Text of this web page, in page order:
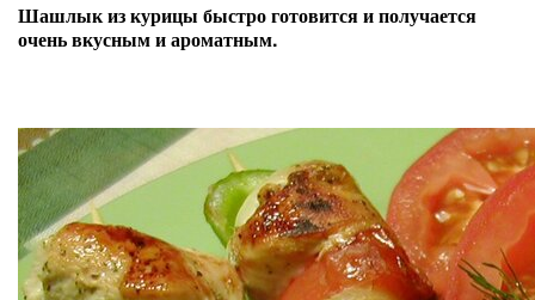
Шашлык из курицы быстро готовится и получается
очень вкусным и ароматным.